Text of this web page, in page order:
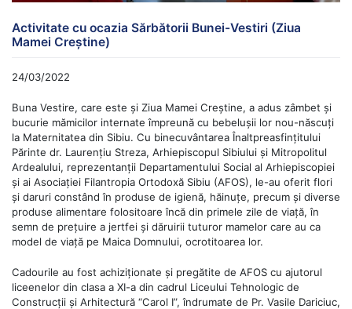
Activitate cu ocazia Sărbătorii Bunei-Vestiri (Ziua
Mamei Creștine)
24/03/2022
Buna Vestire, care este și Ziua Mamei Creștine, a adus zâmbet și
bucurie mămicilor internate împreună cu bebelușii lor nou-născuți
la Maternitatea din Sibiu. Cu binecuvântarea Înaltpreasfințitului
Părinte dr. Laurențiu Streza, Arhiepiscopul Sibiului și Mitropolitul
Ardealului, reprezentanții Departamentului Social al Arhiepiscopiei
și ai Asociației Filantropia Ortodoxă Sibiu (AFOS), le-au oferit flori
și daruri constând în produse de igienă, hăinuțe, precum și diverse
produse alimentare folositoare încă din primele zile de viață, în
semn de prețuire a jertfei și dăruirii tuturor mamelor care au ca
model de viață pe Maica Domnului, ocrotitoarea lor.
Cadourile au fost achiziționate și pregătite de AFOS cu ajutorul
liceenelor din clasa a XI-a din cadrul Liceului Tehnologic de
Construcții și Arhitectură “Carol I”, îndrumate de Pr. Vasile Dariciuc,